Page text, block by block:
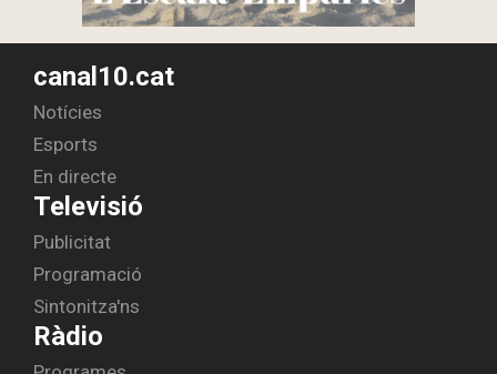
canal10.cat
Notícies
Esports
En directe
Televisió
Publicitat
Programació
Sintonitza'ns
Ràdio